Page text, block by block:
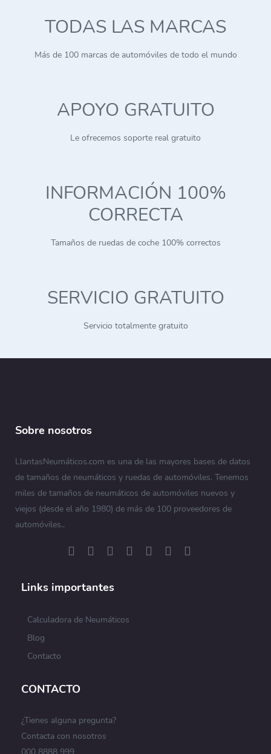
TODAS LAS MARCAS
Más de 100 marcas de automóviles de todo el mundo
APOYO GRATUITO
Le ofrecemos soporte real gratuito
INFORMACIÓN 100%
CORRECTA
Tamaños de ruedas de coche 100% correctos
SERVICIO GRATUITO
Servicio totalmente gratuito
Sobre nosotros
LlantasNeumáticos.com es una de las mayores bases de datos
de tamaños de neumáticos y ruedas de automóviles. Tenemos
miles de tamaños de neumáticos de automóviles nuevos y
viejos (desde el año 1980) de más de 100 proveedores de
automóviles..
Links importantes
Calculadora de Neumáticos
Blog
Contacto
CONTACTO
¿Tienes alguna pregunta?
Contacta con nosotros